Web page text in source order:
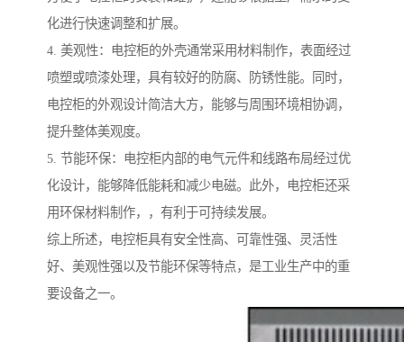
化进行快速调整和扩展。
4. 美观性：电控柜的外壳通常采用材料制作，表面经过
喷塑或喷漆处理，具有较好的防腐、防锈性能。同时，
电控柜的外观设计简洁大方，能够与周围环境相协调，
提升整体美观度。
5. 节能环保：电控柜内部的电气元件和线路布局经过优
化设计，能够降低能耗和减少电磁。此外，电控柜还采
用环保材料制作，，有利于可持续发展。
综上所述，电控柜具有安全性高、可靠性强、灵活性
好、美观性强以及节能环保等特点，是工业生产中的重
要设备之一。